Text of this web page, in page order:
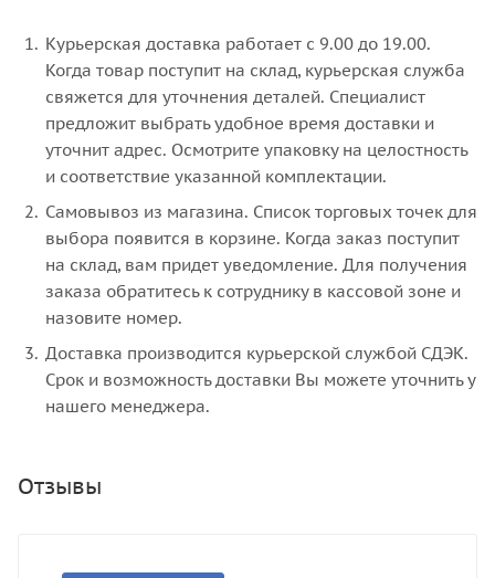
Курьерская доставка работает с 9.00 до 19.00.
Когда товар поступит на склад, курьерская служба
свяжется для уточнения деталей. Специалист
предложит выбрать удобное время доставки и
уточнит адрес. Осмотрите упаковку на целостность
и соответствие указанной комплектации.
Самовывоз из магазина. Список торговых точек для
выбора появится в корзине. Когда заказ поступит
на склад, вам придет уведомление. Для получения
заказа обратитесь к сотруднику в кассовой зоне и
назовите номер.
Доставка производится курьерской службой СДЭК.
Срок и возможность доставки Вы можете уточнить у
нашего менеджера.
Отзывы